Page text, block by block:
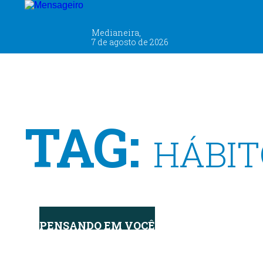
Medianeira,
7 de agosto de 2026
TAG:
PENSANDO EM VOCÊ